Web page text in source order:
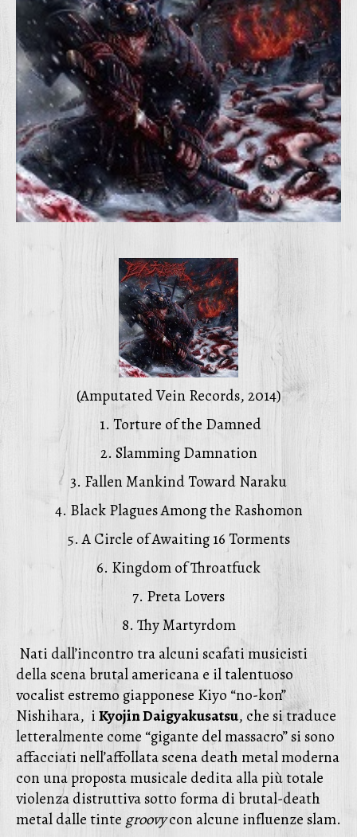
(Amputated Vein Records, 2014)
1. Torture of the Damned
2. Slamming Damnation
3. Fallen Mankind Toward Naraku
4. Black Plagues Among the Rashomon
5. A Circle of Awaiting 16 Torments
6. Kingdom of Throatfuck
7. Preta Lovers
8. Thy Martyrdom
Nati dall’incontro tra alcuni scafati musicisti
della scena brutal americana e il talentuoso
vocalist estremo giapponese Kiyo “no-kon”
Nishihara, iKyojin Daigyakusatsu, che si traduce
letteralmente come “gigante del massacro” si sono
affacciati nell’affollata scena death metal moderna
con una proposta musicale dedita alla più totale
violenza distruttiva sotto forma di brutal-death
metal dalle tinte groovycon alcune influenze slam.